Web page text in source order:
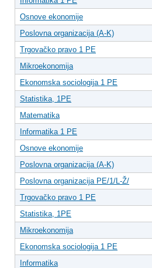
Osnove ekonomije
Poslovna organizacija (A-K)
Trgovačko pravo 1 PE
Mikroekonomija
Ekonomska sociologija 1 PE
Statistika, 1PE
Matematika
Informatika 1 PE
Osnove ekonomije
Poslovna organizacija (A-K)
Poslovna organizacija PE/1/L-Ž/
Trgovačko pravo 1 PE
Statistika, 1PE
Mikroekonomija
Ekonomska sociologija 1 PE
Informatika